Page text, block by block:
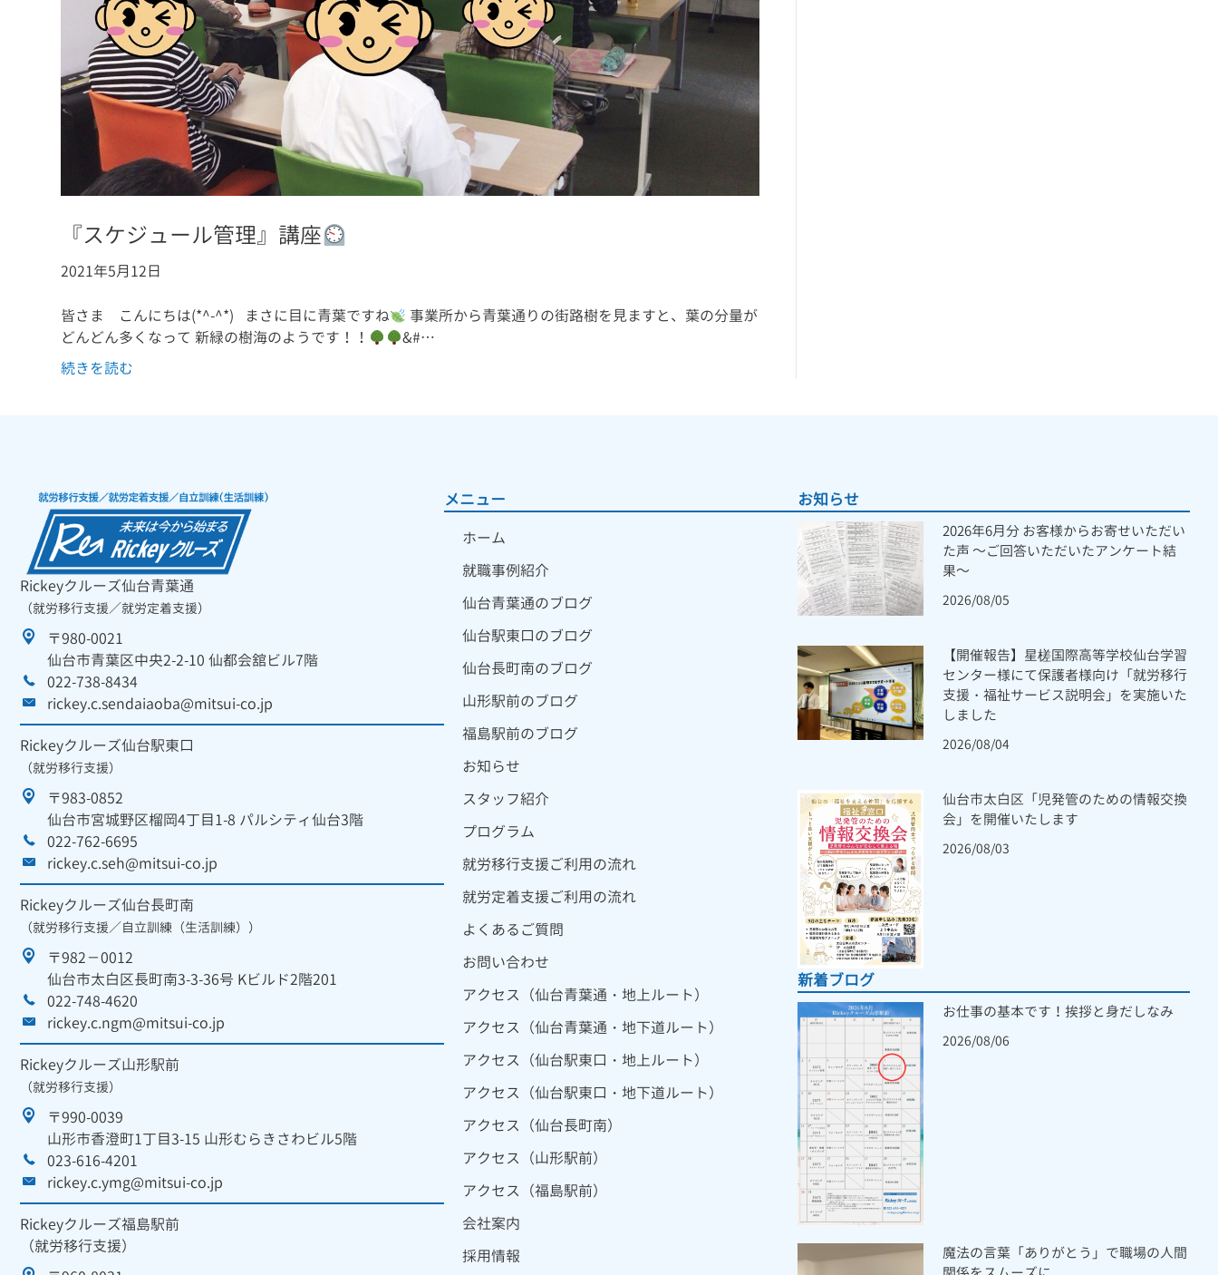
『スケジュール管理』講座
2021年5月12日
皆さま こんにちは(*^-^*) まさに目に青葉ですね
事業所から青葉通りの街路樹を見ますと、葉の分量が
どんどん多くなって 新緑の樹海のようです！！
&#…
続きを読む
Rickeyクルーズ仙台青葉通
（就労移行支援／就労定着支援）
〒980-0021
仙台市青葉区中央2-2-10 仙都会舘ビル7階
022-738-8434
rickey.c.sendaiaoba@mitsui-co.jp
Rickeyクルーズ仙台駅東口
（就労移行支援）
〒983-0852
仙台市宮城野区榴岡4丁目1-8 パルシティ仙台3階
022-762-6695
rickey.c.seh@mitsui-co.jp
Rickeyクルーズ仙台長町南
（就労移行支援／自立訓練（生活訓練））
〒982－0012
仙台市太白区長町南3-3-36号 Kビルド2階201
022-748-4620
rickey.c.ngm@mitsui-co.jp
Rickeyクルーズ山形駅前
（就労移行支援）
〒990-0039
山形市香澄町1丁目3-15 山形むらきさわビル5階
023-616-4201
rickey.c.ymg@mitsui-co.jp
Rickeyクルーズ福島駅前
（就労移行支援）
メニュー
ホーム
就職事例紹介
仙台青葉通のブログ
仙台駅東口のブログ
仙台長町南のブログ
山形駅前のブログ
福島駅前のブログ
お知らせ
スタッフ紹介
プログラム
就労移行支援ご利用の流れ
就労定着支援ご利用の流れ
よくあるご質問
お問い合わせ
アクセス（仙台青葉通・地上ルート）
アクセス（仙台青葉通・地下道ルート）
アクセス（仙台駅東口・地上ルート）
アクセス（仙台駅東口・地下道ルート）
アクセス（仙台長町南）
アクセス（山形駅前）
アクセス（福島駅前）
会社案内
採用情報
お知らせ
2026年6月分 お客様からお寄せいただい
た声 ～ご回答いただいたアンケート結
果～
2026/08/05
【開催報告】星槎国際高等学校仙台学習
センター様にて保護者様向け「就労移行
支援・福祉サービス説明会」を実施いた
しました
2026/08/04
仙台市太白区「児発管のための情報交換
会」を開催いたします
2026/08/03
新着ブログ
お仕事の基本です！挨拶と身だしなみ
2026/08/06
魔法の言葉「ありがとう」で職場の人間